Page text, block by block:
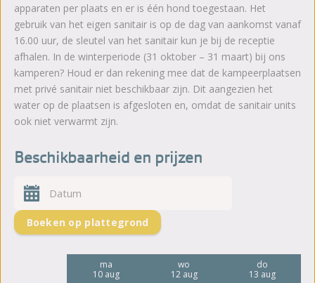
apparaten per plaats en er is één hond toegestaan. Het
gebruik van het eigen sanitair is op de dag van aankomst vanaf
16.00 uur, de sleutel van het sanitair kun je bij de receptie
afhalen. In de winterperiode (31 oktober – 31 maart) bij ons
kamperen? Houd er dan rekening mee dat de kampeerplaatsen
met privé sanitair niet beschikbaar zijn. Dit aangezien het
water op de plaatsen is afgesloten en, omdat de sanitair units
ook niet verwarmt zijn.
Beschikbaarheid en prijzen
Boeken op plattegrond
ma
10 aug
wo
12 aug
do
13 aug